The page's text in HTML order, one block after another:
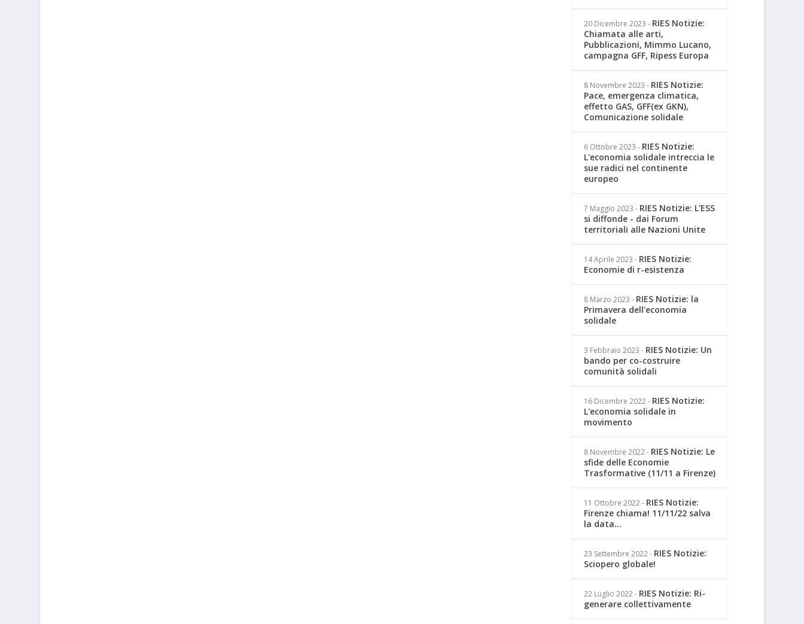
20 Dicembre 2023 - RIES Notizie:
Chiamata alle arti,
Pubblicazioni, Mimmo Lucano,
campagna GFF, Ripess Europa
8 Novembre 2023 - RIES Notizie:
Pace, emergenza climatica,
effetto GAS, GFF(ex GKN),
Comunicazione solidale
6 Ottobre 2023 - RIES Notizie:
L'economia solidale intreccia le
sue radici nel continente
europeo
7 Maggio 2023 - RIES Notizie: L'ESS
si diffonde - dai Forum
territoriali alle Nazioni Unite
14 Aprile 2023 - RIES Notizie:
Economie di r-esistenza
8 Marzo 2023 - RIES Notizie: la
Primavera dell'economia
solidale
3 Febbraio 2023 - RIES Notizie: Un
bando per co-costruire
comunità solidali
16 Dicembre 2022- RIES Notizie:
L'economia solidale in
movimento
8 Novembre 2022- RIES Notizie: Le
sfide delle Economie
Trasformative (11/11 a Firenze)
11 Ottobre 2022- RIES Notizie:
Firenze chiama! 11/11/22 salva
la data...
23 Settembre 2022- RIES Notizie:
Sciopero globale!
22 Luglio 2022- RIES Notizie: Ri-
generare collettivamente